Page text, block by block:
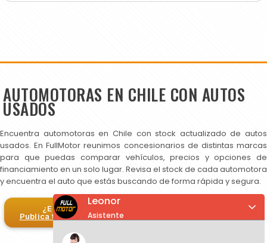
AUTOMOTORAS EN CHILE CON AUTOS
USADOS
Encuentra automotoras en Chile con stock actualizado de autos
usados. En FullMotor reunimos concesionarios de distintas marcas
para que puedas comparar vehículos, precios y opciones de
financiamiento en un solo lugar. Revisa el stock de cada automotora
y encuentra el auto que estás buscando de forma rápida y segura.
¿Eres automotora?
Publica tus autos en FullMotor
Leonor
Asistente